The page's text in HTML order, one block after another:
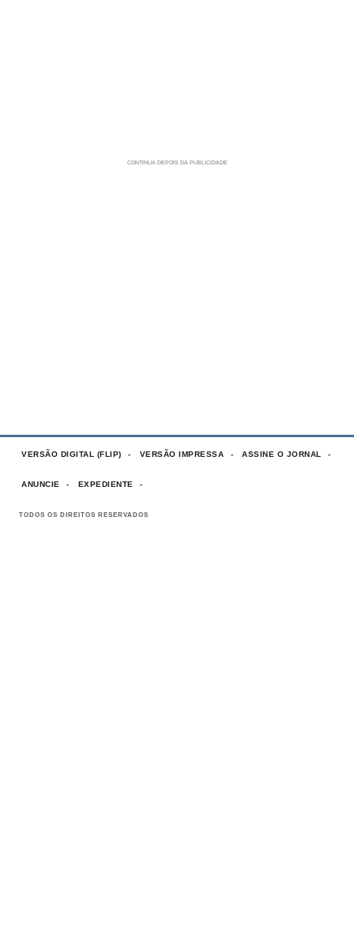
VERSÃO DIGITAL (FLIP) VERSÃO IMPRESSA ASSINE O JORNAL
ANUNCIE EXPEDIENTE
TODOS OS DIREITOS RESERVADOS